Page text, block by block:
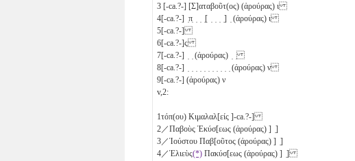
3 [-ca.?-] [Σ]αταβοῦτ(ος) (ἀρούρας) ι
4[-ca.?-] ̣π̣ ̣ ̣ ̣[ ̣ ̣ ̣ ̣] ̣ (ἀρούρας) ι
5[-ca.?-]
6[-ca.?-]ς
7[-ca.?-] ̣ ̣ (ἀρούρας) ̣ ̣
8[-ca.?-] ̣ ̣ ̣ ̣ ̣ ̣ ̣ ̣ ̣ ̣ ̣ (ἀρούρας) ν
9[-ca.?-] (ἀρούρας) ν
v,2:
1τόπ(ου) Κιμαλαλ[είς ]-ca.?-]
2 ／Παβοὺς Ἑκύσ[εως (ἀρούρας) ] ̣]
3 ／Ἰούστου Παβ[οῦτος (ἀρούρας) ] ̣]
4 ／Ἑλιεὺς(*) Πακύσ[εως (ἀρούρας) ] ̣]